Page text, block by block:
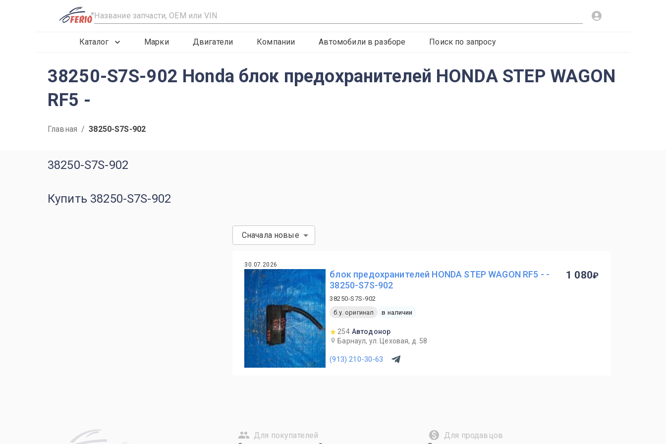
R
Каталог Марки Двигатели Компании Автомобили в разборе Поиск по запросу
38250-S7S-902 Honda блок предохранителей HONDA STEP WAGON
RF5 -
Главная / 38250-S7S-902
38250-S7S-902
Купить 38250-S7S-902
Сначала новые
30.07.2026
блок предохранителей HONDA STEP WAGON RF5 - -
38250-S7S-902
38250-S7S-902
б.у. оригинал
в наличии
254 Автодонор
Барнаул, ул. Цеховая, д. 58
(913) 210-30-63
1 080
Для покупателей Для продавцов